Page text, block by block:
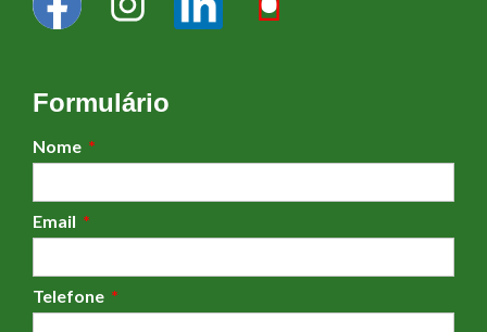
Formulário
Nome
Email
Telefone